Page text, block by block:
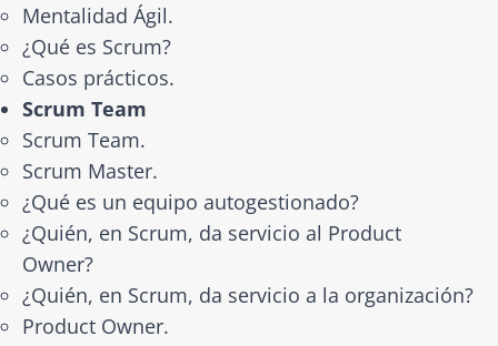
Mentalidad Ágil.
¿Qué es Scrum?
Casos prácticos.
Scrum Team
Scrum Team.
Scrum Master.
¿Qué es un equipo autogestionado?
¿Quién, en Scrum, da servicio al Product
Owner?
¿Quién, en Scrum, da servicio a la organización?
Product Owner.